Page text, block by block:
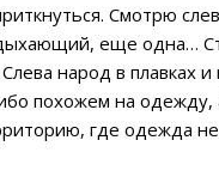
Смотрю
еще одна…
народ в плавках и
похожем на
где одежда